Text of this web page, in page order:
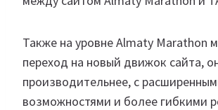
Также на уровне Almaty Marathon
переход на новый движок сайта,
производительнее, с
возможностями и более гибкими